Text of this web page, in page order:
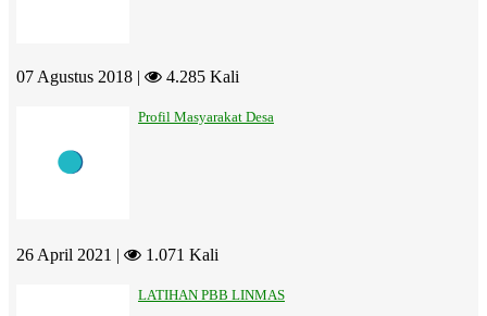
07 Agustus 2018 | 4.285 Kali
Profil Masyarakat Desa
26 April 2021 | 1.071 Kali
LATIHAN PBB LINMAS